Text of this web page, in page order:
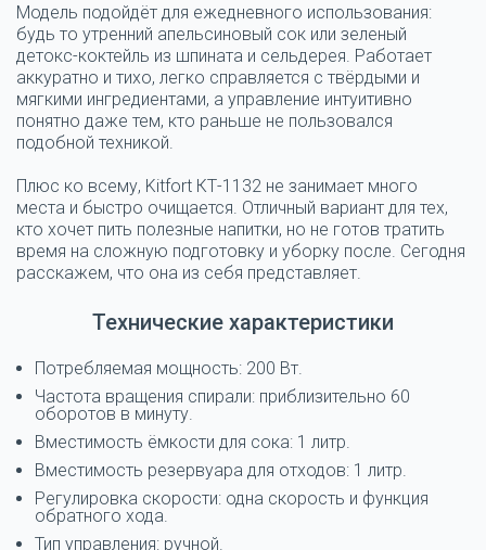
Модель подойдёт для ежедневного использования:
будь то утренний апельсиновый сок или зеленый
детокс-коктейль из шпината и сельдерея. Работает
аккуратно и тихо, легко справляется с твёрдыми и
мягкими ингредиентами, а управление интуитивно
понятно даже тем, кто раньше не пользовался
подобной техникой.
Плюс ко всему, Kitfort КТ-1132 не занимает много
места и быстро очищается. Отличный вариант для тех,
кто хочет пить полезные напитки, но не готов тратить
время на сложную подготовку и уборку после. Сегодня
расскажем, что она из себя представляет.
Технические характеристики
Потребляемая мощность: 200 Вт.
Частота вращения спирали: приблизительно 60
оборотов в минуту.
Вместимость ёмкости для сока: 1 литр.
Вместимость резервуара для отходов: 1 литр.
Регулировка скорости: одна скорость и функция
обратного хода.
Тип управления: ручной.